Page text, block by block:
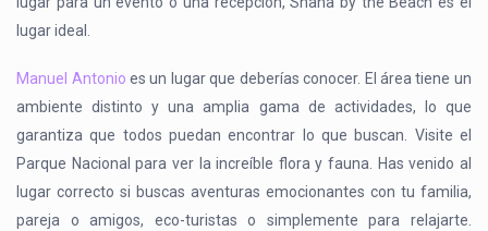
lugar ideal.
Manuel Antonio es un lugar que deberías conocer. El área tiene un
ambiente distinto y una amplia gama de actividades, lo que
garantiza que todos puedan encontrar lo que buscan. Visite el
Parque Nacional para ver la increíble flora y fauna. Has venido al
lugar correcto si buscas aventuras emocionantes con tu familia,
pareja o amigos, eco-turistas o simplemente para relajarte.